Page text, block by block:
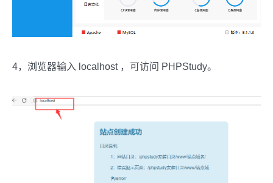
4，浏览器输入 localhost ，可访问 PHPStudy。